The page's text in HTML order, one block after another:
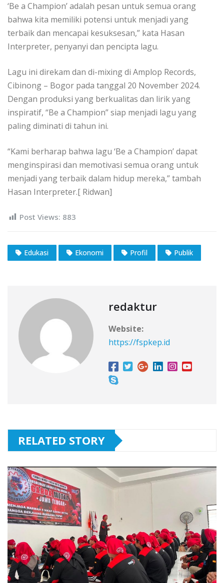
‘Be a Champion’ adalah pesan untuk semua orang
bahwa kita memiliki potensi untuk menjadi yang
terbaik dan mencapai kesuksesan,” kata Hasan
Interpreter, penyanyi dan pencipta lagu.
Lagu ini direkam dan di-mixing di Amplop Records,
Cibinong – Bogor pada tanggal 20 November 2024.
Dengan produksi yang berkualitas dan lirik yang
inspiratif, “Be a Champion” siap menjadi lagu yang
paling diminati di tahun ini.
“Kami berharap bahwa lagu ‘Be a Champion’ dapat
menginspirasi dan memotivasi semua orang untuk
menjadi yang terbaik dalam hidup mereka,” tambah
Hasan Interpreter.[ Ridwan]
Post Views: 883
Edukasi Ekonomi Profil Publik
redaktur
Website:
https://fspkep.id
RELATED STORY